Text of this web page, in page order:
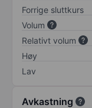
Forrige sluttkurs
Volum
Relativt volum
Høy
Lav
Avkastning